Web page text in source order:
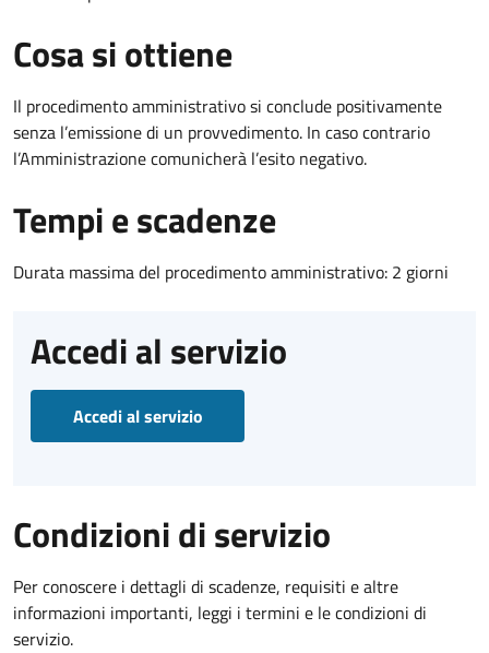
Cosa si ottiene
Il procedimento amministrativo si conclude positivamente
senza l’emissione di un provvedimento. In caso contrario
l’Amministrazione comunicherà l’esito negativo.
Tempi e scadenze
Durata massima del procedimento amministrativo: 2 giorni
Accedi al servizio
Accedi al servizio
Condizioni di servizio
Per conoscere i dettagli di scadenze, requisiti e altre
informazioni importanti, leggi i termini e le condizioni di
servizio.